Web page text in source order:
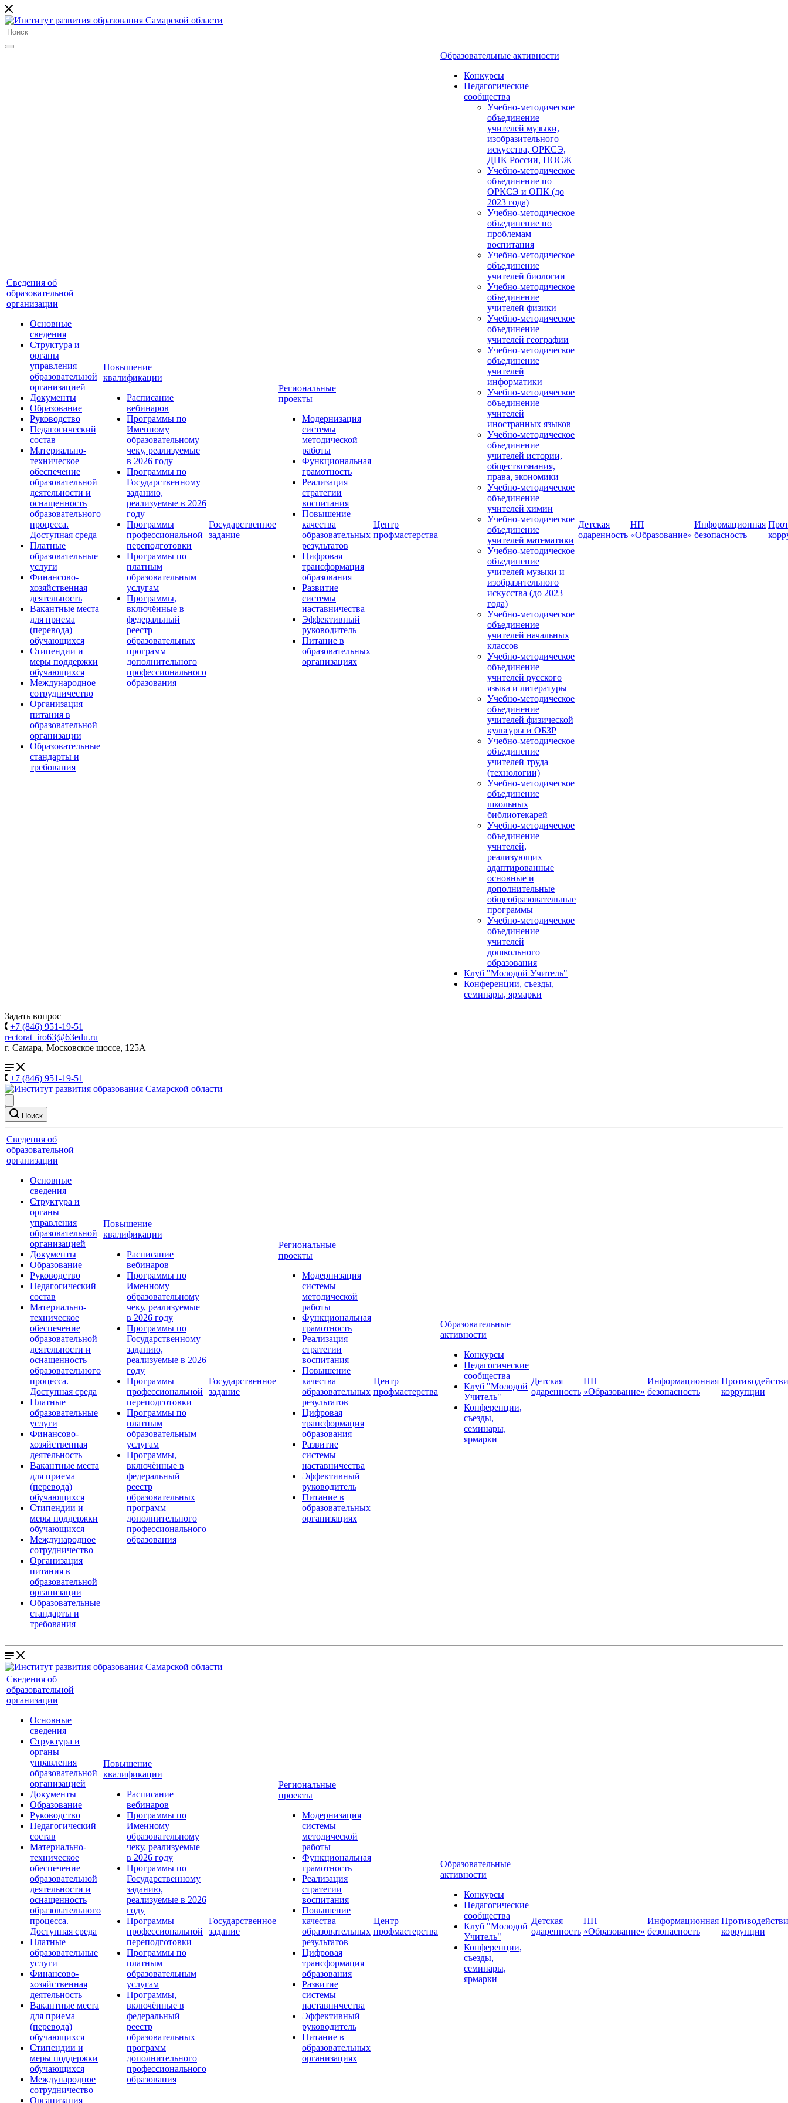
Сведения об
образовательной
организации
Основные
сведения
Структура и
органы
управления
образовательной
организацией
Документы
Образование
Руководство
Педагогический
состав
Материально-
техническое
обеспечение
образовательной
деятельности и
оснащенность
образовательного
процесса.
Доступная среда
Платные
образовательные
услуги
Финансово-
хозяйственная
деятельность
Вакантные места
для приема
(перевода)
обучающихся
Стипендии и
меры поддержки
обучающихся
Международное
сотрудничество
Организация
питания в
образовательной
организации
Образовательные
стандарты и
требования
Повышение
квалификации
Расписание
вебинаров
Программы по
Именному
образовательному
чеку, реализуемые
в 2026 году
Программы по
Государственному
заданию,
реализуемые в 2026
году
Программы
профессиональной
переподготовки
Программы по
платным
образовательным
услугам
Программы,
включённые в
федеральный
реестр
образовательных
программ
дополнительного
профессионального
образования
Государственное
задание
Региональные
проекты
Модернизация
системы
методической
работы
Функциональная
грамотность
Реализация
стратегии
воспитания
Повышение
качества
образовательных
результатов
Цифровая
трансформация
образования
Развитие
системы
наставничества
Эффективный
руководитель
Питание в
образовательных
организациях
Центр
профмастерства
Образовательные активности
Конкурсы
Педагогические
сообщества
Учебно-методическое
объединение
учителей музыки,
изобразительного
искусства, ОРКСЭ,
ДНК России, НОСЖ
Учебно-методическое
объединение по
ОРКСЭ и ОПК (до
2023 года)
Учебно-методическое
объединение по
проблемам
воспитания
Учебно-методическое
объединение
учителей биологии
Учебно-методическое
объединение
учителей физики
Учебно-методическое
объединение
учителей географии
Учебно-методическое
объединение
учителей
информатики
Учебно-методическое
объединение
учителей
иностранных языков
Учебно-методическое
объединение
учителей истории,
обществознания,
права, экономики
Учебно-методическое
объединение
учителей химии
Учебно-методическое
объединение
учителей математики
Учебно-методическое
объединение
учителей музыки и
изобразительного
искусства (до 2023
года)
Учебно-методическое
объединение
учителей начальных
классов
Учебно-методическое
объединение
учителей русского
языка и литературы
Учебно-методическое
объединение
учителей физической
культуры и ОБЗР
Учебно-методическое
объединение
учителей труда
(технологии)
Учебно-методическое
объединение
школьных
библиотекарей
Учебно-методическое
объединение
учителей,
реализующих
адаптированные
основные и
дополнительные
общеобразовательные
программы
Учебно-методическое
объединение
учителей
дошкольного
образования
Клуб "Молодой Учитель"
Конференции, съезды,
семинары, ярмарки
Детская
одаренность
НП
«Образование»
Информационная
безопасность
Задать вопрос
+7 (846) 951-19-51
rectorat_iro63@63edu.ru
г. Самара, Московское шоссе, 125А
+7 (846) 951-19-51
Поиск
Сведения об
образовательной
организации
Основные
сведения
Структура и
органы
управления
образовательной
организацией
Документы
Образование
Руководство
Педагогический
состав
Материально-
техническое
обеспечение
образовательной
деятельности и
оснащенность
образовательного
процесса.
Доступная среда
Платные
образовательные
услуги
Финансово-
хозяйственная
деятельность
Вакантные места
для приема
(перевода)
обучающихся
Стипендии и
меры поддержки
обучающихся
Международное
сотрудничество
Организация
питания в
образовательной
организации
Образовательные
стандарты и
требования
Повышение
квалификации
Расписание
вебинаров
Программы по
Именному
образовательному
чеку, реализуемые
в 2026 году
Программы по
Государственному
заданию,
реализуемые в 2026
году
Программы
профессиональной
переподготовки
Программы по
платным
образовательным
услугам
Программы,
включённые в
федеральный
реестр
образовательных
программ
дополнительного
профессионального
образования
Государственное
задание
Региональные
проекты
Модернизация
системы
методической
работы
Функциональная
грамотность
Реализация
стратегии
воспитания
Повышение
качества
образовательных
результатов
Цифровая
трансформация
образования
Развитие
системы
наставничества
Эффективный
руководитель
Питание в
образовательных
организациях
Центр
профмастерства
Образовательные
активности
Конкурсы
Педагогические
сообщества
Клуб "Молодой
Учитель"
Конференции,
съезды,
семинары,
ярмарки
Детская
одаренность
НП
«Образование»
Информационная
безопасность
коррупции
Сведения об
образовательной
организации
Основные
сведения
Структура и
органы
управления
образовательной
организацией
Документы
Образование
Руководство
Педагогический
состав
Материально-
техническое
обеспечение
образовательной
деятельности и
оснащенность
образовательного
процесса.
Доступная среда
Платные
образовательные
услуги
Финансово-
хозяйственная
деятельность
Вакантные места
для приема
(перевода)
обучающихся
Стипендии и
меры поддержки
обучающихся
Международное
сотрудничество
Организация
Повышение
квалификации
Расписание
вебинаров
Программы по
Именному
образовательному
чеку, реализуемые
в 2026 году
Программы по
Государственному
заданию,
реализуемые в 2026
году
Программы
профессиональной
переподготовки
Программы по
платным
образовательным
услугам
Программы,
включённые в
федеральный
реестр
образовательных
программ
дополнительного
профессионального
образования
Государственное
задание
Региональные
проекты
Модернизация
системы
методической
работы
Функциональная
грамотность
Реализация
стратегии
воспитания
Повышение
качества
образовательных
результатов
Цифровая
трансформация
образования
Развитие
системы
наставничества
Эффективный
руководитель
Питание в
образовательных
организациях
Центр
профмастерства
Образовательные
активности
Конкурсы
Педагогические
сообщества
Клуб "Молодой
Учитель"
Конференции,
съезды,
семинары,
ярмарки
Детская
одаренность
НП
«Образование»
Информационная
безопасность
коррупции